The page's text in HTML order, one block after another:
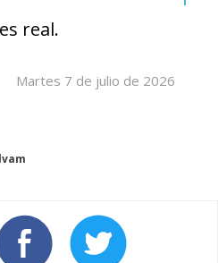
de los más
Y
real.
Martes 7 de julio de 2026